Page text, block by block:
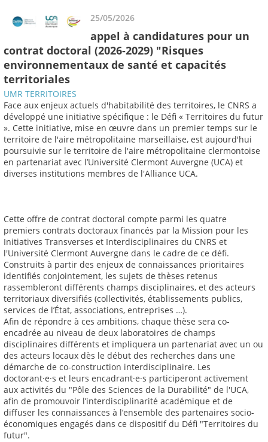
25/05/2026
appel à candidatures pour un
contrat doctoral (2026-2029) "Risques
environnementaux de santé et capacités
territoriales
UMR TERRITOIRES
Face aux enjeux actuels d'habitabilité des territoires, le CNRS a
développé une initiative spécifique : le Défi « Territoires du futur
». Cette initiative, mise en œuvre dans un premier temps sur le
territoire de l'aire métropolitaine marseillaise, est aujourd'hui
poursuivie sur le territoire de l'aire métropolitaine clermontoise
en partenariat avec l’Université Clermont Auvergne (UCA) et
diverses institutions membres de l'Alliance UCA.
Cette offre de contrat doctoral compte parmi les quatre
premiers contrats doctoraux financés par la Mission pour les
Initiatives Transverses et Interdisciplinaires du CNRS et
l'Université Clermont Auvergne dans le cadre de ce défi.
Construits à partir des enjeux de connaissances prioritaires
identifiés conjointement, les sujets de thèses retenus
rassembleront différents champs disciplinaires, et des acteurs
territoriaux diversifiés (collectivités, établissements publics,
services de l’État, associations, entreprises …).
Afin de répondre à ces ambitions, chaque thèse sera co-
encadrée au niveau de deux laboratoires de champs
disciplinaires différents et impliquera un partenariat avec un ou
des acteurs locaux dès le début des recherches dans une
démarche de co-construction interdisciplinaire. Les
doctorant·e·s et leurs encadrant·e·s participeront activement
aux activités du "Pôle des Sciences de la Durabilité" de l'UCA,
afin de promouvoir l’interdisciplinarité académique et de
diffuser les connaissances à l’ensemble des partenaires socio-
économiques engagés dans ce dispositif du Défi "Territoires du
futur".